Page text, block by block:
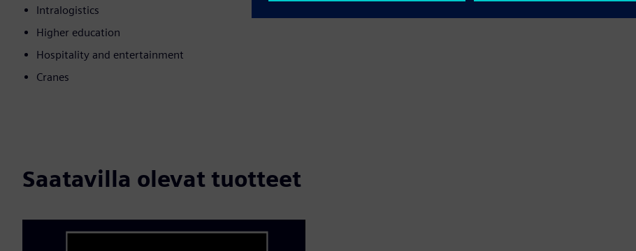
Intralogistics
Higher education
Hospitality and entertainment
Cranes
Saatavilla olevat tuotteet